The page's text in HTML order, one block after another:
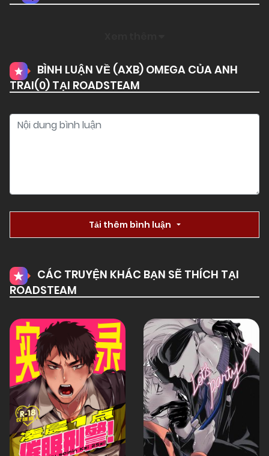
BÌNH LUẬN VỀ (AXB) OMEGA CỦA ANH
TRAI(0) TẠI ROADSTEAM
Tải thêm bình luận
CÁC TRUYỆN KHÁC BẠN SẼ THÍCH TẠI
ROADSTEAM